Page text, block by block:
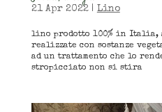
21 Apr 2022| Lino
lino prodotto 100% in Italia,
realizzate con sostanze
ad un trattamento che lo
stropicciato non si stira